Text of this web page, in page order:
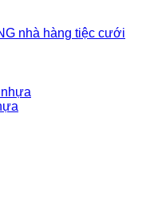
nhà hàng tiệc cưới